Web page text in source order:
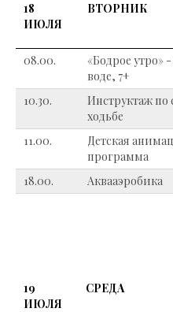
18
ИЮЛЯ
ВТОРНИК
08.00.
«Бодрое утро»
воде, 7+
10.30.
Инструктаж по
ходьбе
11.00.
Детская
программа
18.00.
Аквааэробика
19
ИЮЛЯ
СРЕДА